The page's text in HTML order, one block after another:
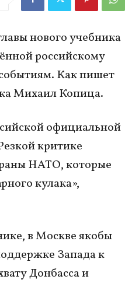
нового учебника
российскому
Как пишет
Михаил Копица.
официальной
критике
НАТО, которые
кулака»,
в Москве якобы
Запада к
Донбасса и